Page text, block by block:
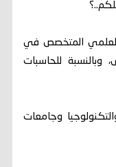
العلمي المتخصص في
وبالنسبة للحاسبات
وجامعات